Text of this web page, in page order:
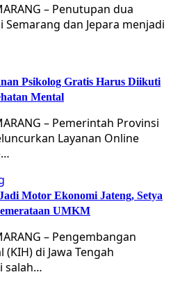
– Penutupan dua
dan Jepara menjadi
Psikolog Gratis Harus Diikuti
Mental
– Pemerintah Provinsi
Layanan Online
Motor Ekonomi Jateng, Setya
UMKM
– Pengembangan
di Jawa Tengah
salah…